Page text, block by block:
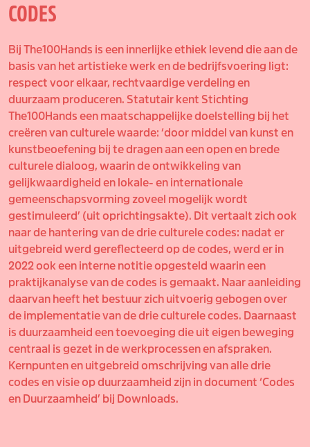
CODES
Bij The100Hands is een innerlijke ethiek levend die aan de
basis van het artistieke werk en de bedrijfsvoering ligt:
respect voor elkaar, rechtvaardige verdeling en
duurzaam produceren. Statutair kent Stichting
The100Hands een maatschappelijke doelstelling bij het
creëren van culturele waarde: ‘door middel van kunst en
kunstbeoefening bij te dragen aan een open en brede
culturele dialoog, waarin de ontwikkeling van
gelijkwaardigheid en lokale- en internationale
gemeenschapsvorming zoveel mogelijk wordt
gestimuleerd’ (uit oprichtingsakte). Dit vertaalt zich ook
naar de hantering van de drie culturele codes: nadat er
uitgebreid werd gereflecteerd op de codes, werd er in
2022 ook een interne notitie opgesteld waarin een
praktijkanalyse van de codes is gemaakt. Naar aanleiding
daarvan heeft het bestuur zich uitvoerig gebogen over
de implementatie van de drie culturele codes. Daarnaast
is duurzaamheid een toevoeging die uit eigen beweging
centraal is gezet in de werkprocessen en afspraken.
Kernpunten en uitgebreid omschrijving van alle drie
codes en visie op duurzaamheid zijn in document ‘Codes
en Duurzaamheid’ bij Downloads.